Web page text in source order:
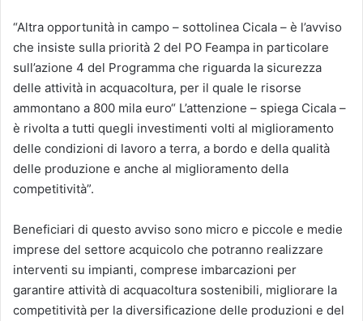
“Altra opportunità in campo – sottolinea Cicala – è l’avviso
che insiste sulla priorità 2 del PO Feampa in particolare
sull’azione 4 del Programma che riguarda la sicurezza
delle attività in acquacoltura, per il quale le risorse
ammontano a 800 mila euro“ L’attenzione – spiega Cicala –
è rivolta a tutti quegli investimenti volti al miglioramento
delle condizioni di lavoro a terra, a bordo e della qualità
delle produzione e anche al miglioramento della
competitività”.
Beneficiari di questo avviso sono micro e piccole e medie
imprese del settore acquicolo che potranno realizzare
interventi su impianti, comprese imbarcazioni per
garantire attività di acquacoltura sostenibili, migliorare la
competitività per la diversificazione delle produzioni e del